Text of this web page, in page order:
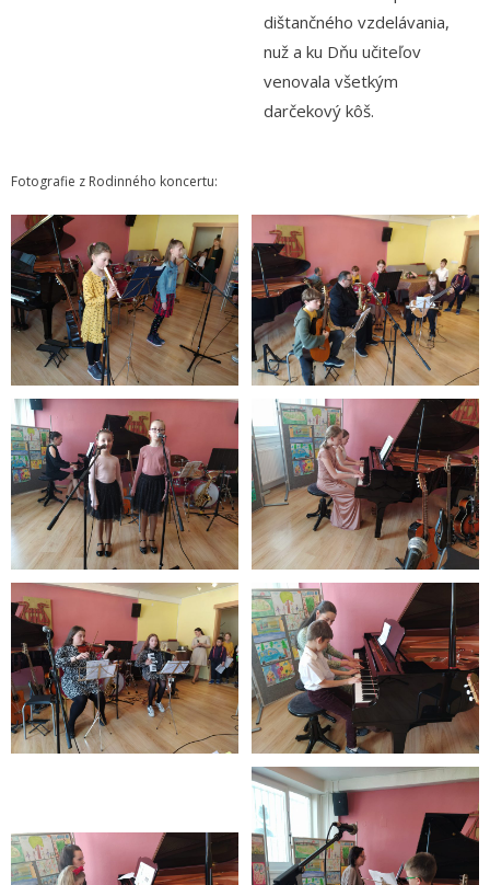
- Informácia pre uchádzača o zamestnanie
- Talentík
- Pódium mladých umelcov
- Cesta za umením
- Projekt Zuška do uška
Galéria
- Pozvánky na koncerty
- Koncerty
- Súťaže
- Výstavy VO
- Videá
- Absolventské tablá
Faktúry, zmluvy, objednávky
- Zmluvy
- - ZMLUVY 2024
dištančného vzdelávania,
nuž a ku Dňu učiteľov
venovala všetkým
darčekový kôš.
Fotografie z Rodinného koncertu: